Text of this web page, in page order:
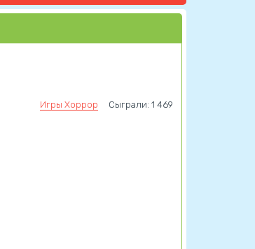
Игры Хоррор Сыграли: 1 469